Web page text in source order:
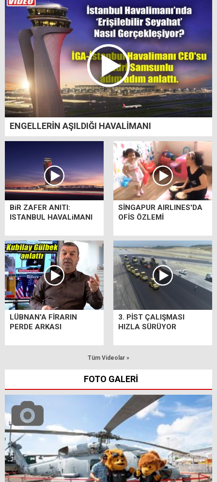
ENGELLERİN AŞILDIĞI HAVALİMANI
BiR ZAFER ANITI:
ISTANBUL HAVALiMANI
SİNGAPUR AIRLINES'DA
OFİS ÖZLEMİ
LÜBNAN'A FİRARIN
PERDE ARKASI
3. PİST ÇALIŞMASI
HIZLA SÜRÜYOR
Tüm Videolar »
FOTO GALERİ